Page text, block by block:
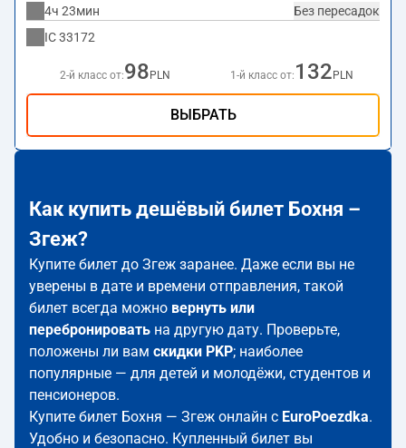
Без пересадок
4ч 23мин
IC33172
2-й класс от:98 PLN 1-й класс от: 132 PLN
ВЫБРАТЬ
Как купить дешёвый билет Бохня –
Згеж?
Купите билет до Згеж заранее. Даже если вы не
уверены в дате и времени отправления, такой
билет всегда можно вернуть или
перебронировать на другую дату. Проверьте,
положены ли вам скидки PKP; наиболее
популярные — для детей и молодёжи, студентов и
пенсионеров.
Купите билет Бохня — Згеж онлайн с EuroPoezdka.
Удобно и безопасно. Купленный билет вы